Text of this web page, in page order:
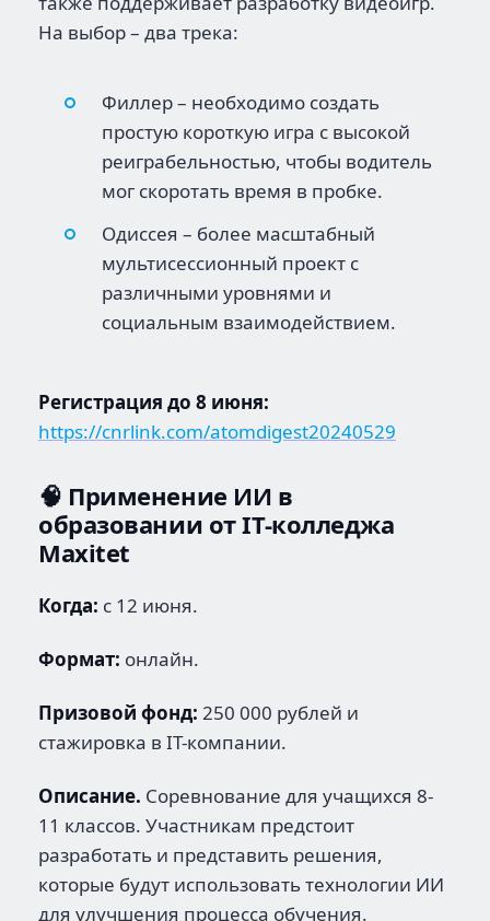
На выбор – два трека:
Филлер – необходимо создать
простую короткую игра с высокой
реиграбельностью, чтобы водитель
мог скоротать время в пробке.
Одиссея – более масштабный
мультисессионный проект с
различными уровнями и
социальным взаимодействием.
Регистрация до 8 июня:
https://cnrlink.com/atomdigest20240529
🧠 Применение ИИ в
образовании от IT-колледжа
Maxitet
Когда: с 12 июня.
Формат: онлайн.
Призовой фонд: 250 000 рублей и
стажировка в IT-компании.
Описание. Соревнование для учащихся 8-
11 классов. Участникам предстоит
разработать и представить решения,
которые будут использовать технологии ИИ
для улучшения процесса обучения.